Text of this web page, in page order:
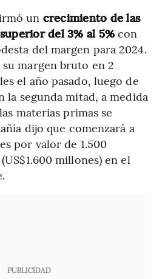
un crecimiento de las
del 3% al 5% con
del margen para 2024.
margen bruto en 2
el año pasado, luego de
la segunda mitad, a medida
materias primas se
dijo que comenzará a
por valor de 1.500
millones) en el
PUBLICIDAD